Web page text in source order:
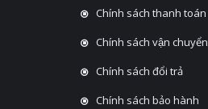
Chính sách thanh toán
Chính sách vận chuyển
Chính sách đổi trả
Chính sách bảo hành